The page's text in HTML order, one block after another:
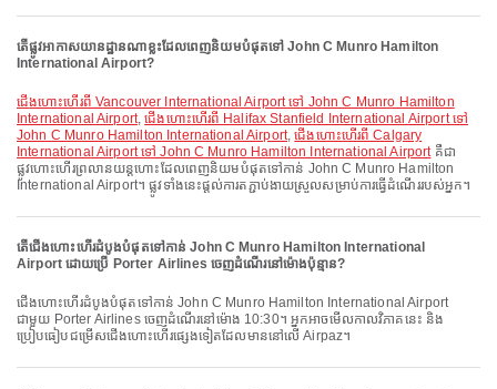
តើផ្លូវអាកាសយានដ្ឋានណាខ្លះដែលពេញនិយមបំផុតទៅ John C Munro Hamilton
International Airport?
ជើងហោះហើរពី Vancouver International Airport ទៅ John C Munro Hamilton
International Airport,ជើងហោះហើរពី Halifax Stanfield International Airport ទៅ
John C Munro Hamilton International Airport,ជើងហោះហើរពី Calgary
International Airport ទៅ John C Munro Hamilton International Airportគឺជា
ផ្លូវហោះហើរព្រលានយន្តហោះដែលពេញនិយមបំផុតទៅកាន់ John C Munro Hamilton
International Airport។ ផ្លូវទាំងនេះផ្តល់ការតភ្ជាប់ងាយស្រួលសម្រាប់ការធ្វើដំណើររបស់អ្នក។
តើជើងហោះហើរដំបូងបំផុតទៅកាន់ John C Munro Hamilton International
Airport ដោយប្រើ Porter Airlines ចេញដំណើរនៅម៉ោងប៉ុន្មាន?
ជើងហោះហើរដំបូងបំផុតទៅកាន់ John C Munro Hamilton International Airport
ជាមួយ Porter Airlines ចេញដំណើរនៅម៉ោង 10:30។ អ្នកអាចមើលកាលវិភាគនេះ និង
ប្រៀបធៀបជម្រើសជើងហោះហើរផ្សេងទៀតដែលមាននៅលើ Airpaz។